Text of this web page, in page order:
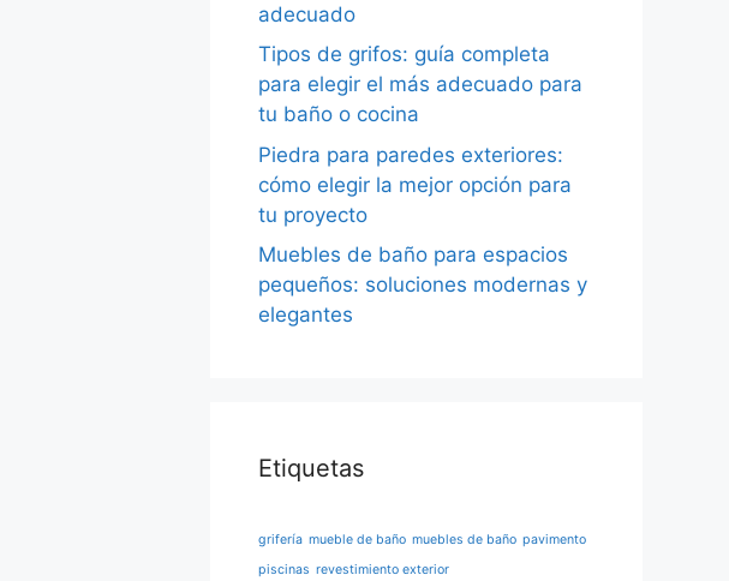
adecuado
Tipos de grifos: guía completa
para elegir el más adecuado para
tu baño o cocina
Piedra para paredes exteriores:
cómo elegir la mejor opción para
tu proyecto
Muebles de baño para espacios
pequeños: soluciones modernas y
elegantes
Etiquetas
grifería mueble de baño muebles de baño pavimento
piscinas revestimiento exterior